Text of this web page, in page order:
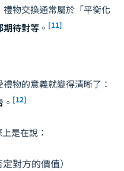
物交換通常屬於「平衡化
期待對等 。 [11]
物的意義就變得清晰了：
。 [12]
是在說：
對方的價值）